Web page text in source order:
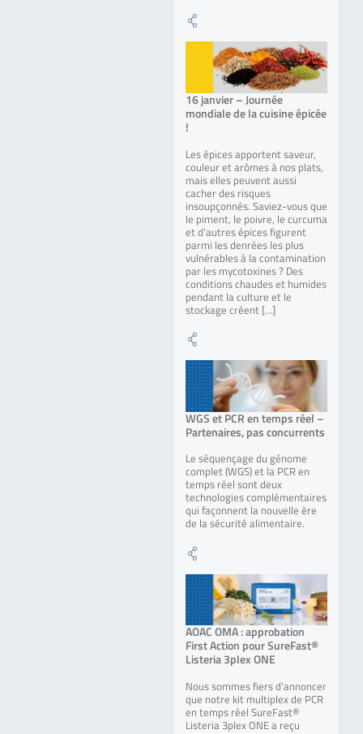
16 janvier – Journée
mondiale de la cuisine épicée
!
Les épices apportent saveur,
couleur et arômes à nos plats,
mais elles peuvent aussi
cacher des risques
insoupçonnés. Saviez-vous que
le piment, le poivre, le curcuma
et d’autres épices figurent
parmi les denrées les plus
vulnérables à la contamination
par les mycotoxines ? Des
conditions chaudes et humides
pendant la culture et le
stockage créent […]
WGS et PCR en temps réel –
Partenaires, pas concurrents
Le séquençage du génome
complet (WGS) et la PCR en
temps réel sont deux
technologies complémentaires
qui façonnent la nouvelle ère
de la sécurité alimentaire.
AOAC OMA : approbation
First Action pour SureFast®
Listeria 3plex ONE
Nous sommes fiers d’annoncer
que notre kit multiplex de PCR
en temps réel SureFast®
Listeria 3plex ONE a reçu